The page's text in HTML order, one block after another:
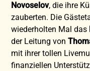
Novoselov, die ihre
zauberten. Die
wiederholten Mal das
der Leitung von
mit ihrer tollen
finanziellen